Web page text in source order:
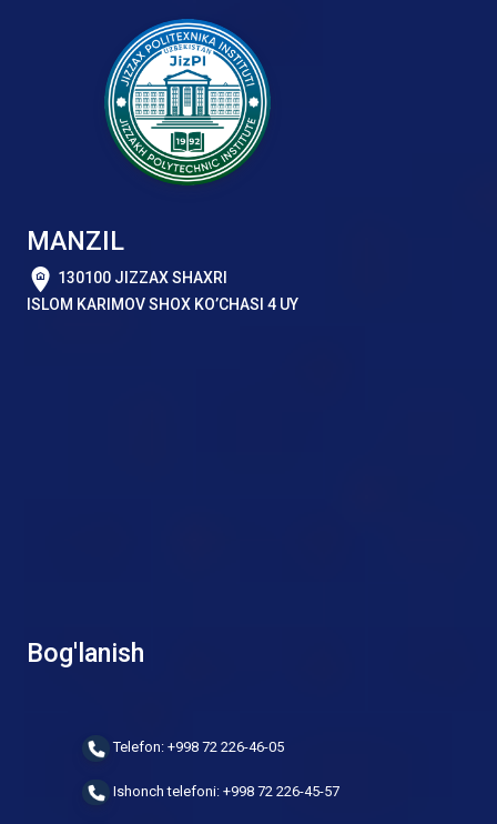
MANZIL
130100 JIZZAX SHAXRI
ISLOM KARIMOV SHOX KO’CHASI 4 UY
Bog'lanish
Telefon: +998 72 226-46-05
Ishonch telefoni: +998 72 226-45-57